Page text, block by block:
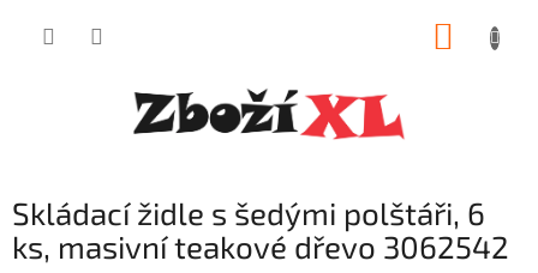
Skládací židle s šedými polštáři, 6
ks, masivní teakové dřevo 3062542